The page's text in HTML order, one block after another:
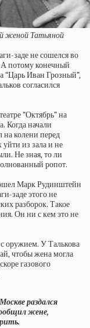
женой Татьяной
заде не сошелся во
А потому конечный
“Царь Иван Грозный”,
согласился
“Октябрь” на
Когда начали
на колени перед
уйти из зала и не
Не зная, то ли
ропот.
Марк Рудинштейн
заде этого не
разборок. Такое
Он ни с кем это не
с оружием. У Талькова
чтобы жена могла
газового
раздался
жене,